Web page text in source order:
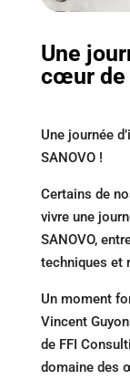
Une
cœur de
Une journée
SANOVO !
Certains de
vivre une
SANOVO,
techniques et
Un moment
Vincent
de FFI
domaine des